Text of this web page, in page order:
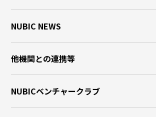
NUBIC NEWS
他機関との連携等
NUBICベンチャークラブ